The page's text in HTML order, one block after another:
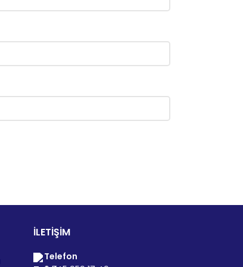
İLETİŞİM
Telefon